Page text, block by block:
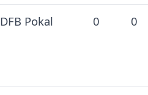
DFB Pokal 0 0